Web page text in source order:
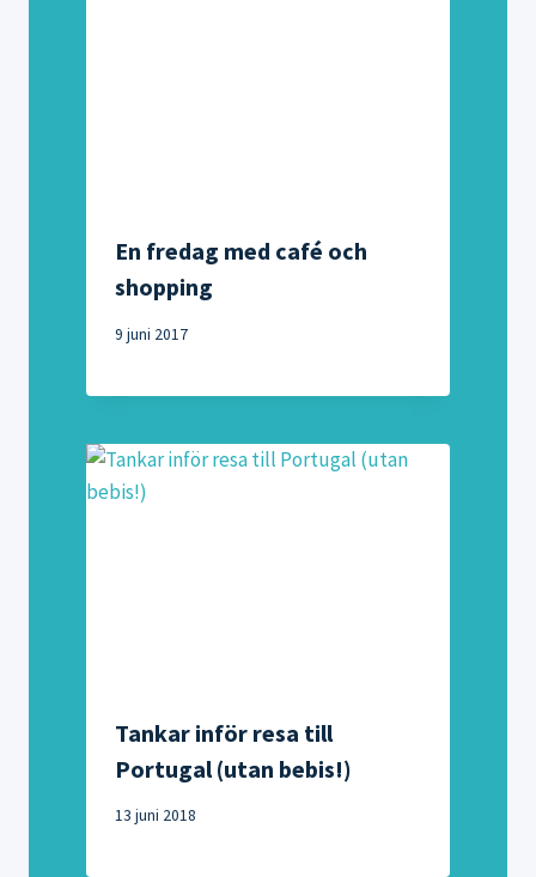
En fredag med café och
shopping
9 juni 2017
Tankar inför resa till
Portugal (utan bebis!)
13 juni 2018